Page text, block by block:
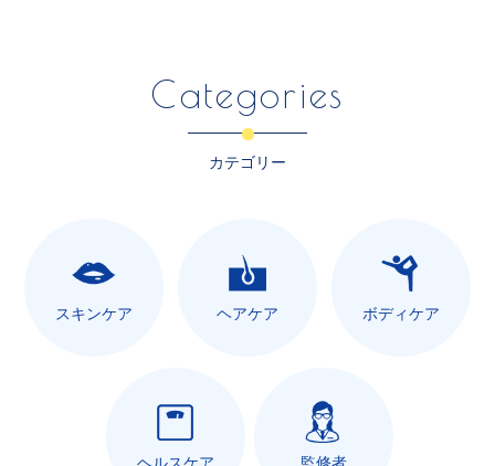
Categories
カテゴリー
スキンケア ヘアケア ボディケア